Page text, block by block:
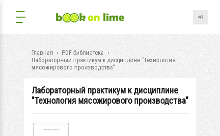
Главная
PDF-библиотека
Лабораторный практикум к дисциплине "Технология
мясожирового производства"
Лабораторный практикум к дисциплине
"Технология мясожирового производства"